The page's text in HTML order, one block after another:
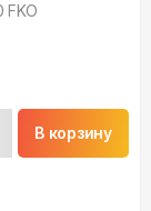
FKO
В корзину